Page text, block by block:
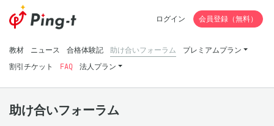
教材 ニュース 合格体験記 助け合いフォーラム
プレミアムプラン
割引チケット
FAQ 法人プラン
ログイン 会員登録（無料）
助け合いフォーラム